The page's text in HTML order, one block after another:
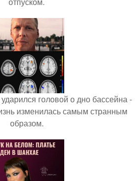
головой о дно бассейна -
изменилась самым странным
образом.